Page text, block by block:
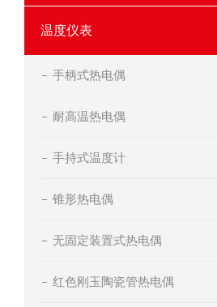
温度仪表
手柄式热电偶
耐高温热电偶
手持式温度计
锥形热电偶
无固定装置式热电偶
红色刚玉陶瓷管热电偶